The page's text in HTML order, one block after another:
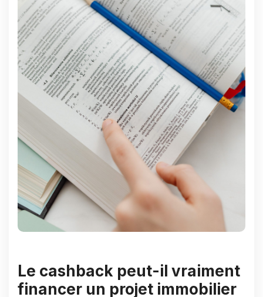
Le cashback peut-il vraiment
financer un projet immobilier